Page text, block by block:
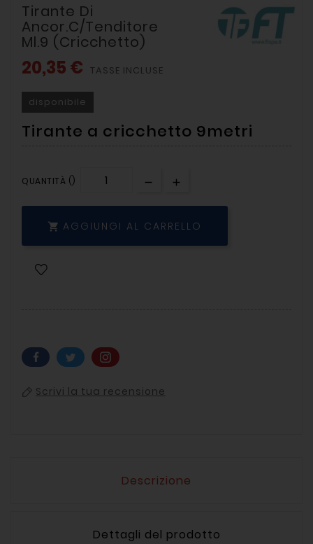
Tirante Di
Ancor.c/tenditore
Ml.9 (cricchetto)
20,35 € TASSE INCLUSE
disponibile
Tirante a cricchetto 9metri
QUANTITÀ ()
 AGGIUNGI AL CARRELLO
Scrivi la tua recensione
Descrizione
Dettagli del prodotto